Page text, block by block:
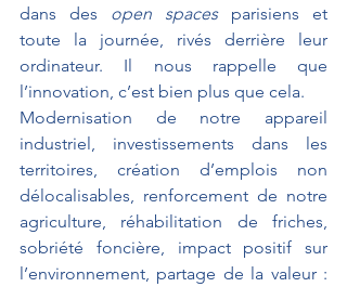
dans des open spaces parisiens et
toute la journée, rivés derrière leur
ordinateur. Il nous rappelle que
l’innovation, c’est bien plus que cela.
Modernisation de notre appareil
industriel, investissements dans les
territoires, création d’emplois non
délocalisables, renforcement de notre
agriculture, réhabilitation de friches,
sobriété foncière, impact positif sur
l’environnement, partage de la valeur :